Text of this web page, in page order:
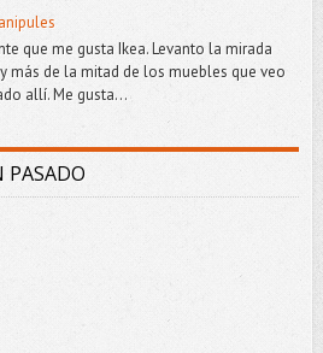
que me gusta Ikea. Levanto la mirada
más de la mitad de los muebles que veo
allí. Me gusta...
PASADO